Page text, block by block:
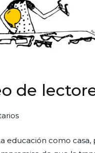
de
en
de
educación como